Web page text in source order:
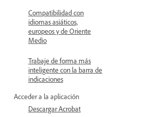
Compatibilidad con
idiomas asiáticos,
europeos y de Oriente
Medio
Trabaje de forma más
inteligente con la barra de
indicaciones
Acceder a la aplicación
Descargar Acrobat